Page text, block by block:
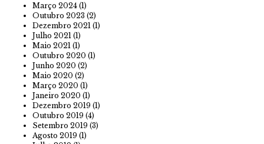
Março 2024 (1)
Outubro 2023 (2)
Dezembro 2021 (1)
Julho 2021 (1)
Maio 2021 (1)
Outubro 2020 (1)
Junho 2020 (2)
Maio 2020 (2)
Março 2020 (1)
Janeiro 2020 (1)
Dezembro 2019 (1)
Outubro 2019 (4)
Setembro 2019 (3)
Agosto 2019 (1)